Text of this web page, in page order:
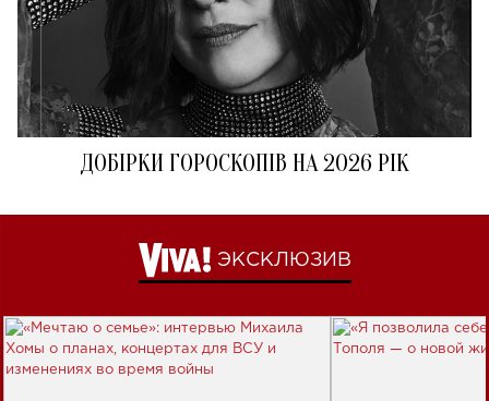
ДОБІРКИ ГОРОСКОПІВ НА 2026 РІК
ЭКСКЛЮЗИВ